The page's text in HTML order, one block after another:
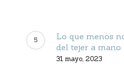
Lo que menos
del tejer a mano
31 mayo, 2023